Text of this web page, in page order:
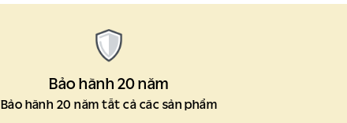
Bảo hành 20 năm
Bảo hành 20 năm tất cả các sản phẩm